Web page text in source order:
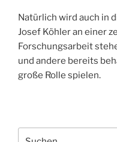
Natürlich wird auch in
Josef Köhler an einer
Forschungsarbeit
und andere bereits
große Rolle spielen.